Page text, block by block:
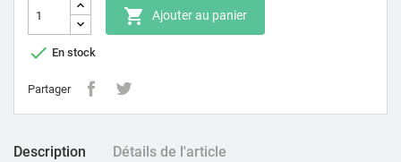
 Ajouter au panier
 En stock
Partager
Description Détails de l'article